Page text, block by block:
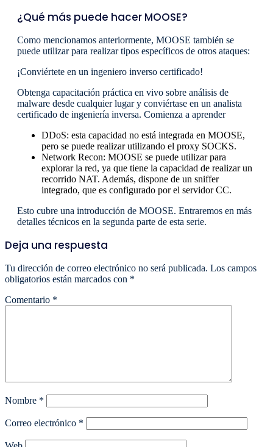
¿Qué más puede hacer MOOSE?
Como mencionamos anteriormente, MOOSE también se
puede utilizar para realizar tipos específicos de otros ataques:
¡Conviértete en un ingeniero inverso certificado!
Obtenga capacitación práctica en vivo sobre análisis de
malware desde cualquier lugar y conviértase en un analista
certificado de ingeniería inversa. Comienza a aprender
DDoS: esta capacidad no está integrada en MOOSE,
pero se puede realizar utilizando el proxy SOCKS.
Network Recon: MOOSE se puede utilizar para
explorar la red, ya que tiene la capacidad de realizar un
recorrido NAT. Además, dispone de un sniffer
integrado, que es configurado por el servidor CC.
Esto cubre una introducción de MOOSE. Entraremos en más
detalles técnicos en la segunda parte de esta serie.
Deja una respuesta
Tu dirección de correo electrónico no será publicada. Los campos
obligatorios están marcados con *
Comentario *
Nombre *
Correo electrónico *